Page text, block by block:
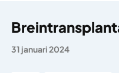
31 januari 2024